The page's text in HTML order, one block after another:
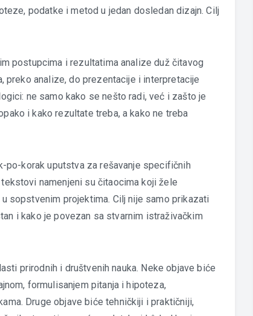
podatke i metod u jedan dosledan dizajn. Cilj
postupcima i rezultatima analize duž čitavog
preko analize, do prezentacije i interpretacije
ne samo kako se nešto radi, već i zašto je
i kako rezultate treba, a kako ne treba
po-korak uputstva za rešavanje specifičnih
tekstovi namenjeni su čitaocima koji žele
sopstvenim projektima. Cilj nije samo prikazati
i kako je povezan sa stvarnim istraživačkim
prirodnih i društvenih nauka. Neke objave biće
formulisanjem pitanja i hipoteza,
Druge objave biće tehničkiji i praktičniji,